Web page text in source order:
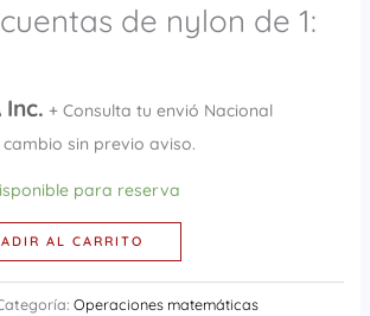
de nylon de 1:
Inc. + Consulta tu envió Nacional
sin previo aviso.
para reserva
AL CARRITO
Operaciones matemáticas